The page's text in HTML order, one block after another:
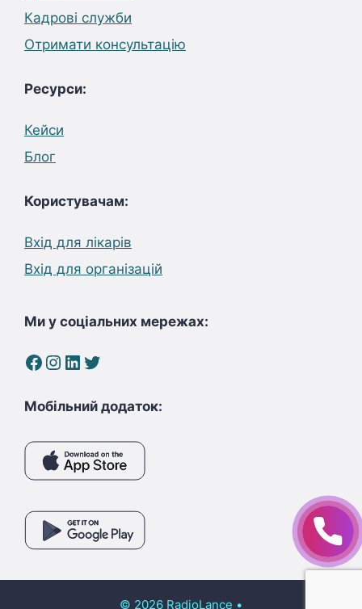
Кадрові служби
Отримати консультацію
Ресурси:
Кейси
Блог
Користувачам:
Вхід для лікарів
Вхід для організацій
Ми у соціальних мережах:
Facebook
Instagram
LinkedIn
Twitter
Мобільний додаток:
© 2026 RadioLance •